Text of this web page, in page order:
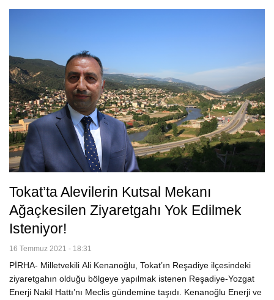
Tokat’ta Alevilerin Kutsal Mekanı
Ağaçkesilen Ziyaretgahı Yok Edilmek
Isteniyor!
16 Temmuz 2021 - 18:31
PİRHA- Milletvekili Ali Kenanoğlu, Tokat’ın Reşadiye ilçesindeki
ziyaretgahın olduğu bölgeye yapılmak istenen Reşadiye-Yozgat
Enerji Nakil Hattı’nı Meclis gündemine taşıdı. Kenanoğlu Enerji ve